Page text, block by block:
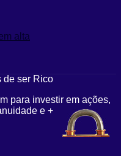
alta
de ser Rico
para investir em ações,
e +